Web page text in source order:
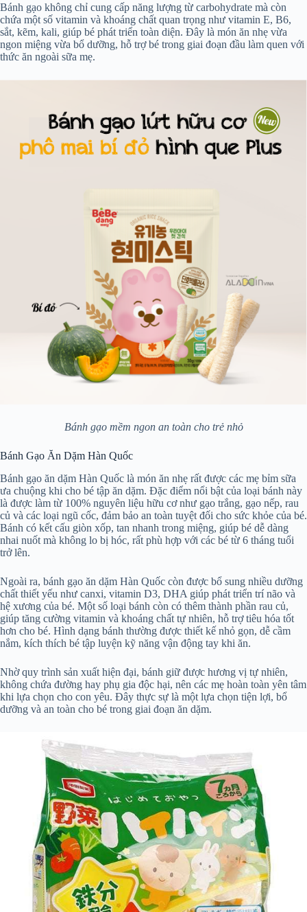
Bánh gạo không chỉ cung cấp năng lượng từ carbohydrate mà còn
chứa một số vitamin và khoáng chất quan trọng như vitamin E, B6,
sắt, kẽm, kali, giúp bé phát triển toàn diện. Đây là món ăn nhẹ vừa
ngon miệng vừa bổ dưỡng, hỗ trợ bé trong giai đoạn đầu làm quen với
thức ăn ngoài sữa mẹ.
Bánh gạo mềm ngon an toàn cho trẻ nhỏ
Bánh Gạo Ăn Dặm Hàn Quốc
Bánh gạo ăn dặm Hàn Quốc là món ăn nhẹ rất được các mẹ bỉm sữa
ưa chuộng khi cho bé tập ăn dặm. Đặc điểm nổi bật của loại bánh này
là được làm từ 100% nguyên liệu hữu cơ như gạo trắng, gạo nếp, rau
củ và các loại ngũ cốc, đảm bảo an toàn tuyệt đối cho sức khỏe của bé.
Bánh có kết cấu giòn xốp, tan nhanh trong miệng, giúp bé dễ dàng
nhai nuốt mà không lo bị hóc, rất phù hợp với các bé từ 6 tháng tuổi
trở lên.
Ngoài ra, bánh gạo ăn dặm Hàn Quốc còn được bổ sung nhiều dưỡng
chất thiết yếu như canxi, vitamin D3, DHA giúp phát triển trí não và
hệ xương của bé. Một số loại bánh còn có thêm thành phần rau củ,
giúp tăng cường vitamin và khoáng chất tự nhiên, hỗ trợ tiêu hóa tốt
hơn cho bé. Hình dạng bánh thường được thiết kế nhỏ gọn, dễ cầm
nắm, kích thích bé tập luyện kỹ năng vận động tay khi ăn.
Nhờ quy trình sản xuất hiện đại, bánh giữ được hương vị tự nhiên,
không chứa đường hay phụ gia độc hại, nên các mẹ hoàn toàn yên tâm
khi lựa chọn cho con yêu. Đây thực sự là một lựa chọn tiện lợi, bổ
dưỡng và an toàn cho bé trong giai đoạn ăn dặm.